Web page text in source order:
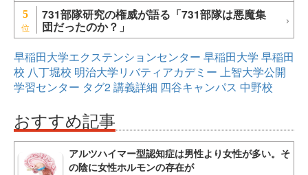
5 731部隊研究の権威が語る「731部隊は悪魔集
団だったのか？」
早稲田大学エクステンションセンター 早稲田大学 早稲田
校 八丁堀校 明治大学リバティアカデミー 上智大学公開
学習センター タグ2講義詳細 四谷キャンパス 中野校
おすすめ記事
アルツハイマー型認知症は男性より女性が多い。そ
の陰に女性ホルモンの存在が